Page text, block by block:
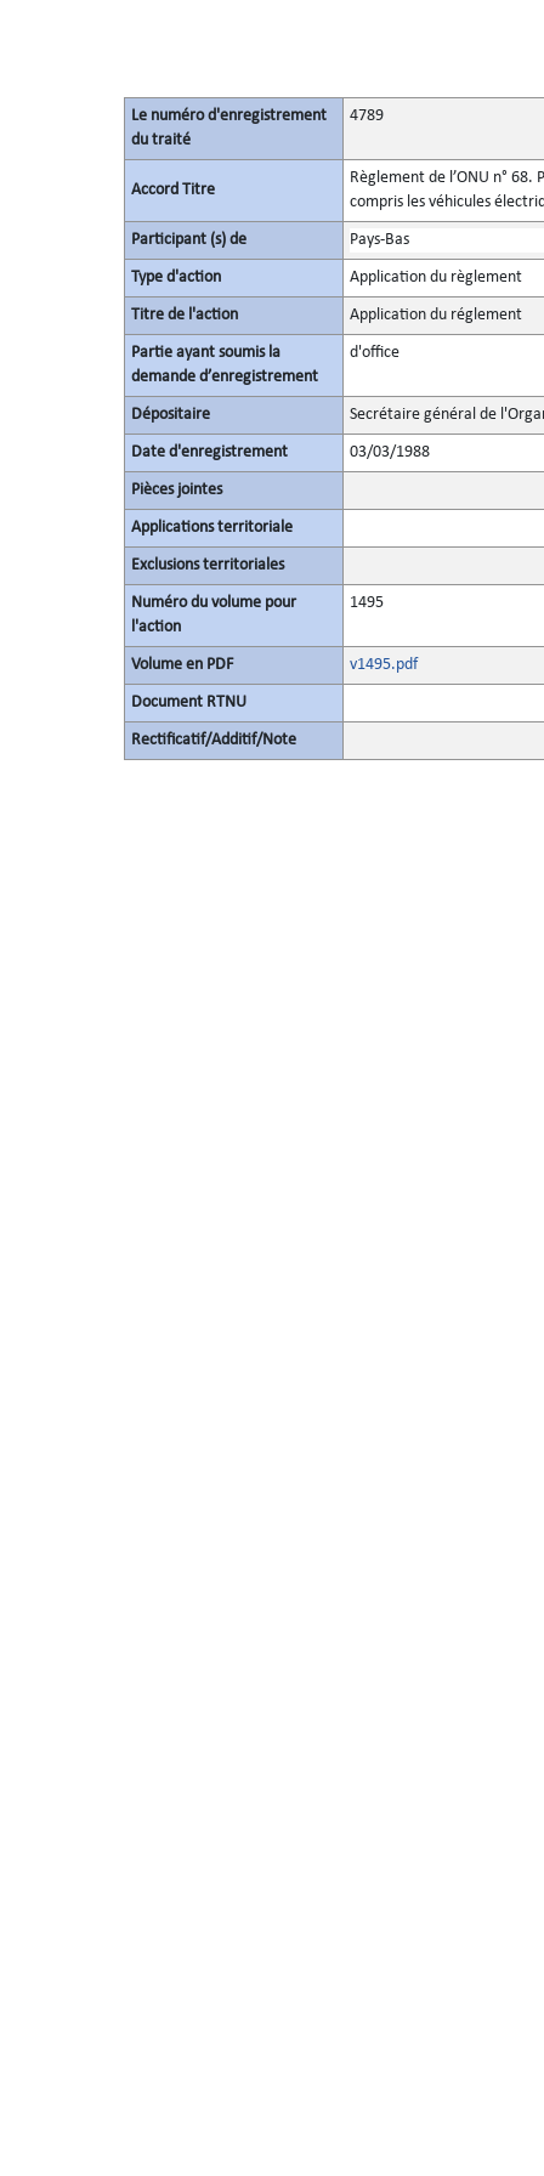
Le numéro d'enregistrement
du traité
4789
Accord Titre
Règlement de l’ONU n°
compris les véhicules
Participant (s) de Pays-Bas
Type d'action Application du règlement
Titre de l'action Application du réglement
Partie ayant soumis la
demande d’enregistrement
d'office
Dépositaire Secrétaire général de
Date d'enregistrement 03/03/1988
Pièces jointes
Applications territoriale
Exclusions territoriales
Numéro du volume pour
l'action
1495
Volume en PDF v1495.pdf
Document RTNU
Rectificatif/Additif/Note